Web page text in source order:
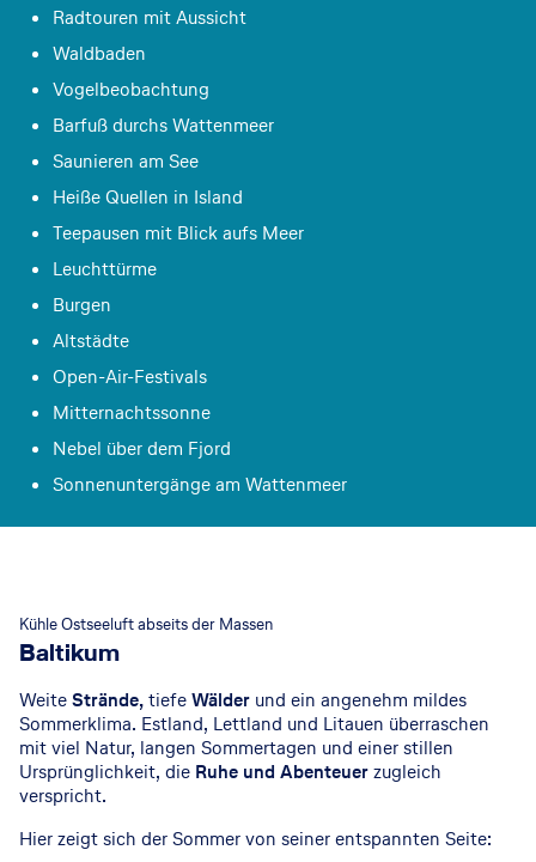
Radtouren mit Aussicht
Waldbaden
Vogelbeobachtung
Barfuß durchs Wattenmeer
Saunieren am See
Heiße Quellen in Island
Teepausen mit Blick aufs Meer
Leuchttürme
Burgen
Altstädte
Open-Air-Festivals
Mitternachtssonne
Nebel über dem Fjord
Sonnenuntergänge am Wattenmeer
Kühle Ostseeluft abseits der Massen
Baltikum
WeiteStrände,tiefeWälder und ein angenehm mildes
Sommerklima. Estland, Lettland und Litauen überraschen
mit viel Natur, langen Sommertagen und einer stillen
Ursprünglichkeit, die Ruhe und Abenteuerzugleich
verspricht.
Hier zeigt sich der Sommer von seiner entspannten Seite: